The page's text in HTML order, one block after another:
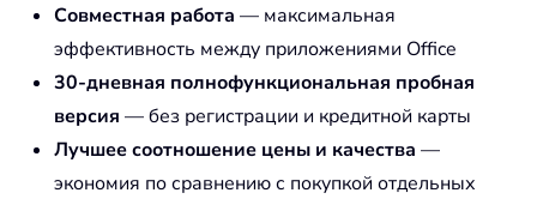
Совместная работа — максимальная
эффективность между приложениями Office
30-дневная полнофункциональная пробная
версия — без регистрации и кредитной карты
Лучшее соотношение цены и качества —
экономия по сравнению с покупкой отдельных